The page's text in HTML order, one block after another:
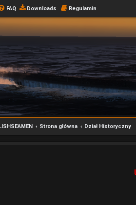
FAQ Downloads Regulamin
Strona główna Dział Historyczny